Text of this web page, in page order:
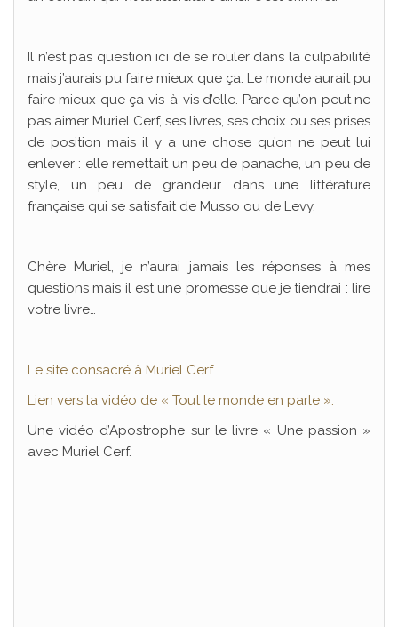
Il n’est pas question ici de se rouler dans la culpabilité
mais j’aurais pu faire mieux que ça. Le monde aurait pu
faire mieux que ça vis-à-vis d’elle. Parce qu’on peut ne
pas aimer Muriel Cerf, ses livres, ses choix ou ses prises
de position mais il y a une chose qu’on ne peut lui
enlever : elle remettait un peu de panache, un peu de
style, un peu de grandeur dans une littérature
française qui se satisfait de Musso ou de Levy.
Chère Muriel, je n’aurai jamais les réponses à mes
questions mais il est une promesse que je tiendrai : lire
votre livre…
Le site consacré à Muriel Cerf.
Lien vers la vidéo de « Tout le monde en parle ».
Une vidéo d’Apostrophe sur le livre « Une passion »
avec Muriel Cerf.